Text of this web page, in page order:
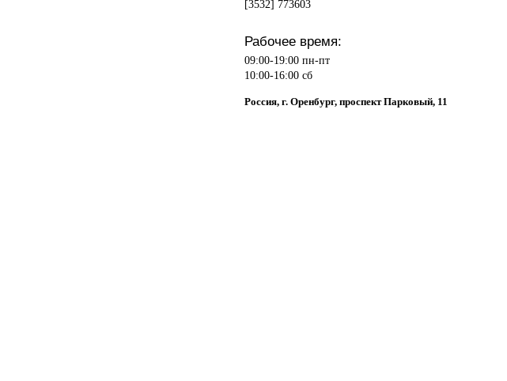
[3532] 773603
Рабочее время:
09:00-19:00 пн-пт
10:00-16:00 сб
Россия, г. Оренбург, проспект Парковый, 11